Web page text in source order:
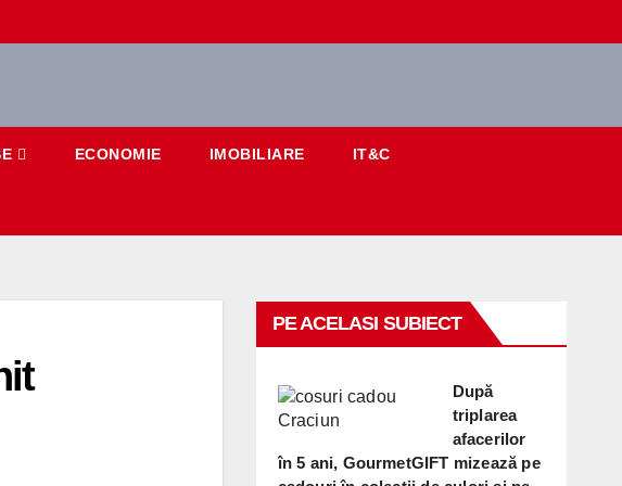
ECONOMIE IMOBILIARE IT&C
PE ACELASI SUBIECT
După
triplarea
afacerilor
în 5 ani, GourmetGIFT mizează pe